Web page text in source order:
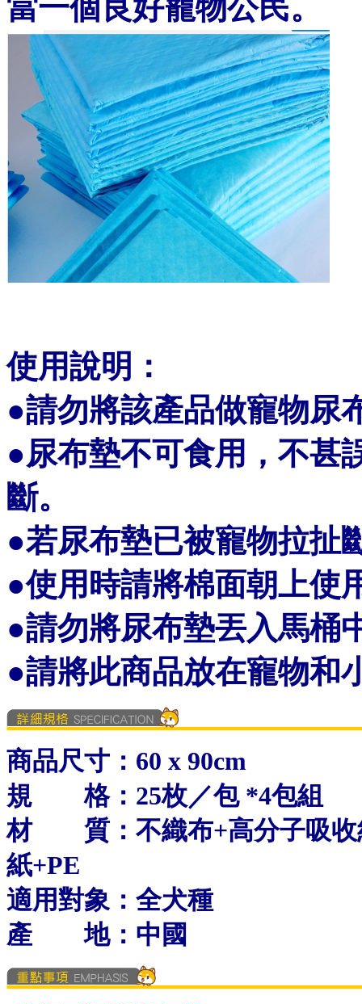
當一個良好寵物公民。
使用說明：
●請勿將該產品做寵物尿
●尿布墊不可食用，不甚
斷。
●若尿布墊已被寵物拉扯
●使用時請將棉面朝上使
●請勿將尿布墊丟入馬桶
●請將此商品放在寵物和
商品尺寸：60 x 90cm
規 格：25枚／包 *4包組
材 質：不織布+高分子吸收
紙+PE
適用對象：全犬種
產 地：中國